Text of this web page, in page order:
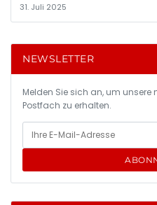
31. Juli 2025
NEWSLETTER
Melden Sie sich an, um unsere
Postfach zu erhalten.